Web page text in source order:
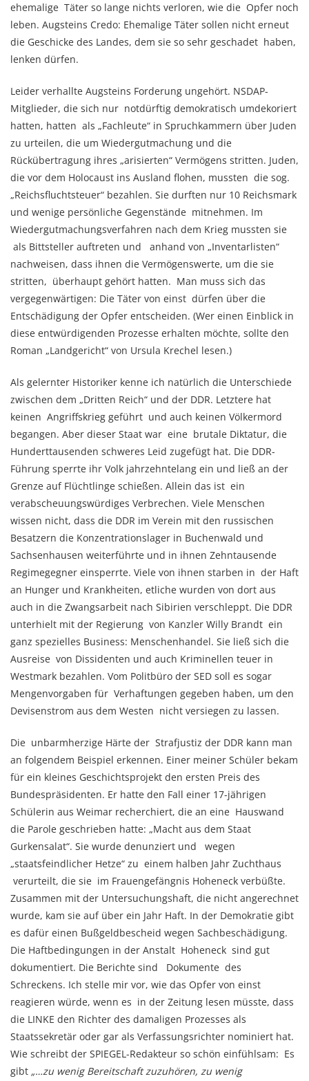
ehemalige Täter so lange nichts verloren, wie die Opfer noch
leben. Augsteins Credo: Ehemalige Täter sollen nicht erneut
die Geschicke des Landes, dem sie so sehr geschadet haben,
lenken dürfen.
Leider verhallte Augsteins Forderung ungehört. NSDAP-
Mitglieder, die sich nur notdürftig demokratisch umdekoriert
hatten, hatten als „Fachleute“ in Spruchkammern über Juden
zu urteilen, die um Wiedergutmachung und die
Rückübertragung ihres „arisierten“ Vermögens stritten. Juden,
die vor dem Holocaust ins Ausland flohen, mussten die sog.
„Reichsfluchtsteuer“ bezahlen. Sie durften nur 10 Reichsmark
und wenige persönliche Gegenstände mitnehmen. Im
Wiedergutmachungsverfahren nach dem Krieg mussten sie
als Bittsteller auftreten und anhand von „Inventarlisten“
nachweisen, dass ihnen die Vermögenswerte, um die sie
stritten, überhaupt gehört hatten. Man muss sich das
vergegenwärtigen: Die Täter von einst dürfen über die
Entschädigung der Opfer entscheiden. (Wer einen Einblick in
diese entwürdigenden Prozesse erhalten möchte, sollte den
Roman „Landgericht“ von Ursula Krechel lesen.)
Als gelernter Historiker kenne ich natürlich die Unterschiede
zwischen dem „Dritten Reich“ und der DDR. Letztere hat
keinen Angriffskrieg geführt und auch keinen Völkermord
begangen. Aber dieser Staat war eine brutale Diktatur, die
Hunderttausenden schweres Leid zugefügt hat. Die DDR-
Führung sperrte ihr Volk jahrzehntelang ein und ließ an der
Grenze auf Flüchtlinge schießen. Allein das ist ein
verabscheuungswürdiges Verbrechen. Viele Menschen
wissen nicht, dass die DDR im Verein mit den russischen
Besatzern die Konzentrationslager in Buchenwald und
Sachsenhausen weiterführte und in ihnen Zehntausende
Regimegegner einsperrte. Viele von ihnen starben in der Haft
an Hunger und Krankheiten, etliche wurden von dort aus
auch in die Zwangsarbeit nach Sibirien verschleppt. Die DDR
unterhielt mit der Regierung von Kanzler Willy Brandt ein
ganz spezielles Business: Menschenhandel. Sie ließ sich die
Ausreise von Dissidenten und auch Kriminellen teuer in
Westmark bezahlen. Vom Politbüro der SED soll es sogar
Mengenvorgaben für Verhaftungen gegeben haben, um den
Devisenstrom aus dem Westen nicht versiegen zu lassen.
Die unbarmherzige Härte der Strafjustiz der DDR kann man
an folgendem Beispiel erkennen. Einer meiner Schüler bekam
für ein kleines Geschichtsprojekt den ersten Preis des
Bundespräsidenten. Er hatte den Fall einer 17-jährigen
Schülerin aus Weimar recherchiert, die an eine Hauswand
die Parole geschrieben hatte: „Macht aus dem Staat
Gurkensalat“. Sie wurde denunziert und wegen
„staatsfeindlicher Hetze“ zu einem halben Jahr Zuchthaus
verurteilt, die sie im Frauengefängnis Hoheneck verbüßte.
Zusammen mit der Untersuchungshaft, die nicht angerechnet
wurde, kam sie auf über ein Jahr Haft. In der Demokratie gibt
es dafür einen Bußgeldbescheid wegen Sachbeschädigung.
Die Haftbedingungen in der Anstalt Hoheneck sind gut
dokumentiert. Die Berichte sind Dokumente des
Schreckens. Ich stelle mir vor, wie das Opfer von einst
reagieren würde, wenn es in der Zeitung lesen müsste, dass
die LINKE den Richter des damaligen Prozesses als
Staatssekretär oder gar als Verfassungsrichter nominiert hat.
Wie schreibt der SPIEGEL-Redakteur so schön einfühlsam: Es
gibt „…zu wenig Bereitschaft zuzuhören, zu wenig